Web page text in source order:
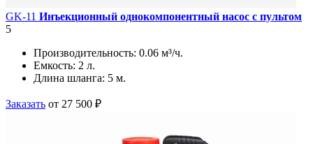
GK-11 Инъекционный однокомпонентный насос с пультом
5
Производительность: 0.06 м³/ч.
Емкость: 2 л.
Длина шланга: 5 м.
Заказать от 27 500 ₽